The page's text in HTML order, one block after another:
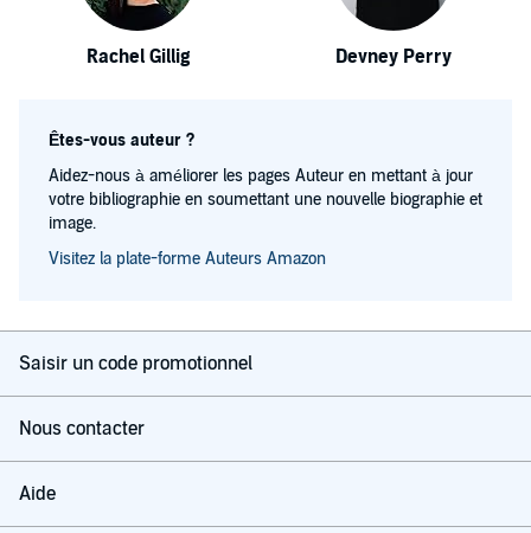
Rachel Gillig Devney Perry
Êtes-vous auteur ?
Aidez-nous à améliorer les pages Auteur en mettant à jour
votre bibliographie en soumettant une nouvelle biographie et
image.
Visitez la plate-forme Auteurs Amazon
Saisir un code promotionnel
Nous contacter
Aide